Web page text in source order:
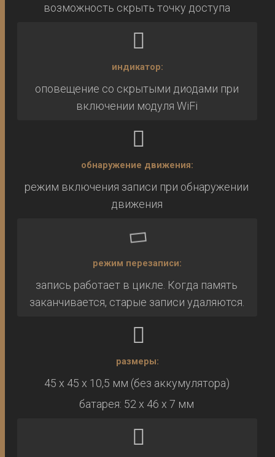
возможность скрыть точку доступа
индикатор:
оповещение со скрытыми диодами при
включении модуля WiFi
обнаружение движения:
режим включения записи при обнаружении
движения
режим перезаписи:
запись работает в цикле. Когда память
заканчивается, старые записи удаляются.
размеры:
45 х 45 х 10,5 мм (без аккумулятора)
батарея: 52 х 46 х 7 мм